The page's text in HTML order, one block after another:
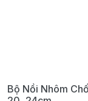
Bộ Nồi Nhôm